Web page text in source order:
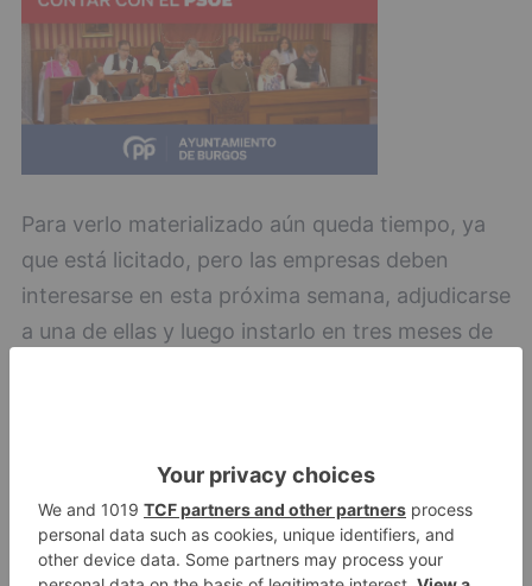
Para verlo materializado aún queda tiempo, ya
que está licitado, pero las empresas deben
interesarse en esta próxima semana, adjudicarse
a una de ellas y luego instarlo en tres meses de